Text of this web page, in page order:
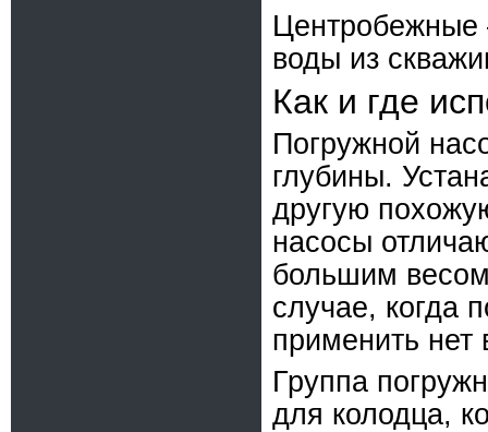
Центробежные
воды из
Как и где
Погружной
глубины.
другую
насосы
большим
случае, когда
применить
Группа
для колодца,